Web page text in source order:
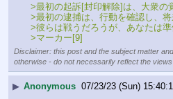
>最初の起訴[封印解除]は、大衆の
>最初の逮捕は、行動を確認し、
>彼らは戦うだろうが、あなたは
>マーカー[9]
Disclaimer: this post and the subject matter
otherwise - do not necessarily reflect the
▶ Anonymous 07/23/23 (Sun)